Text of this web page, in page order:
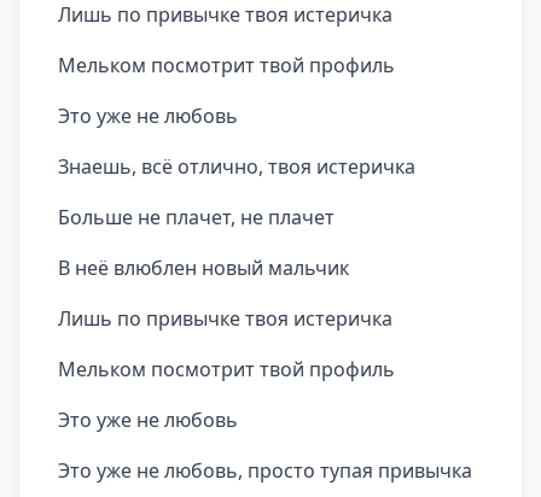
Лишь по привычке твоя истеричка
Мельком посмотрит твой профиль
Это уже не любовь
Знаешь, всё отлично, твоя истеричка
Больше не плачет, не плачет
В неё влюблен новый мальчик
Лишь по привычке твоя истеричка
Мельком посмотрит твой профиль
Это уже не любовь
Это уже не любовь, просто тупая привычка